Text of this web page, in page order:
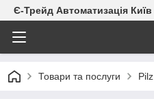
Є-Трейд Автоматизація Київ
Товари та послуги Pilz